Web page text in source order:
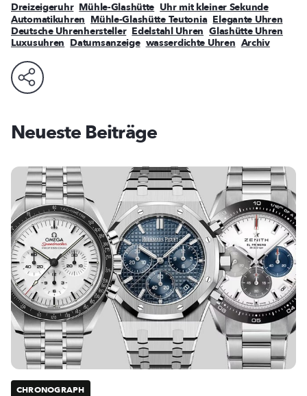
Dreizeigeruhr Mühle-Glashütte Uhr mit kleiner Sekunde
Automatikuhren Mühle-Glashütte Teutonia Elegante Uhren
Deutsche Uhrenhersteller Edelstahl Uhren Glashütte Uhren
Luxusuhren Datumsanzeige wasserdichte Uhren Archiv
Neueste Beiträge
CHRONOGRAPH